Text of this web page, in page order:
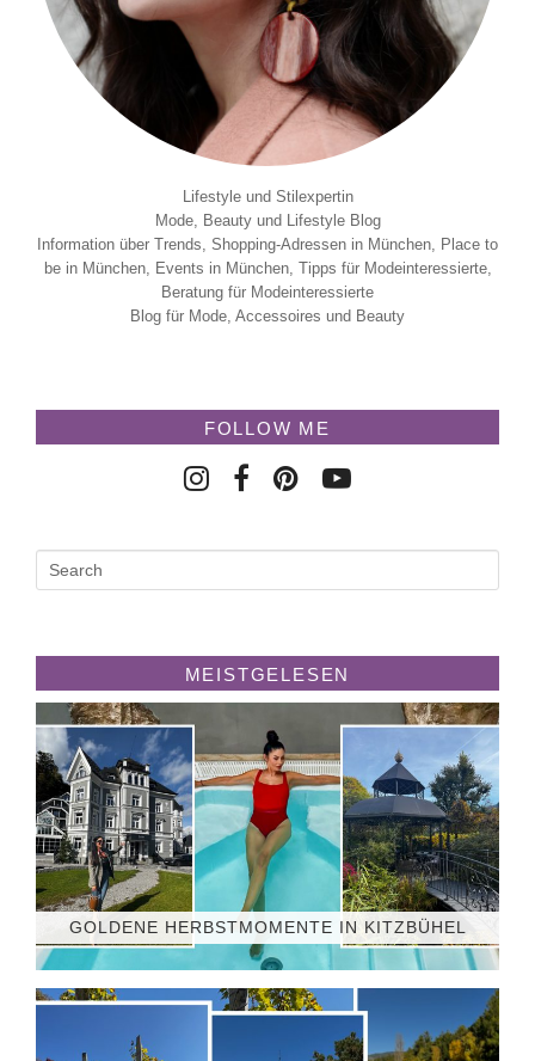
Lifestyle und Stilexpertin
Mode, Beauty und Lifestyle Blog
Information über Trends, Shopping-Adressen in München, Place to
be in München, Events in München, Tipps für Modeinteressierte,
Beratung für Modeinteressierte
Blog für Mode, Accessoires und Beauty
FOLLOW ME
MEISTGELESEN
GOLDENE HERBSTMOMENTE IN KITZBÜHEL